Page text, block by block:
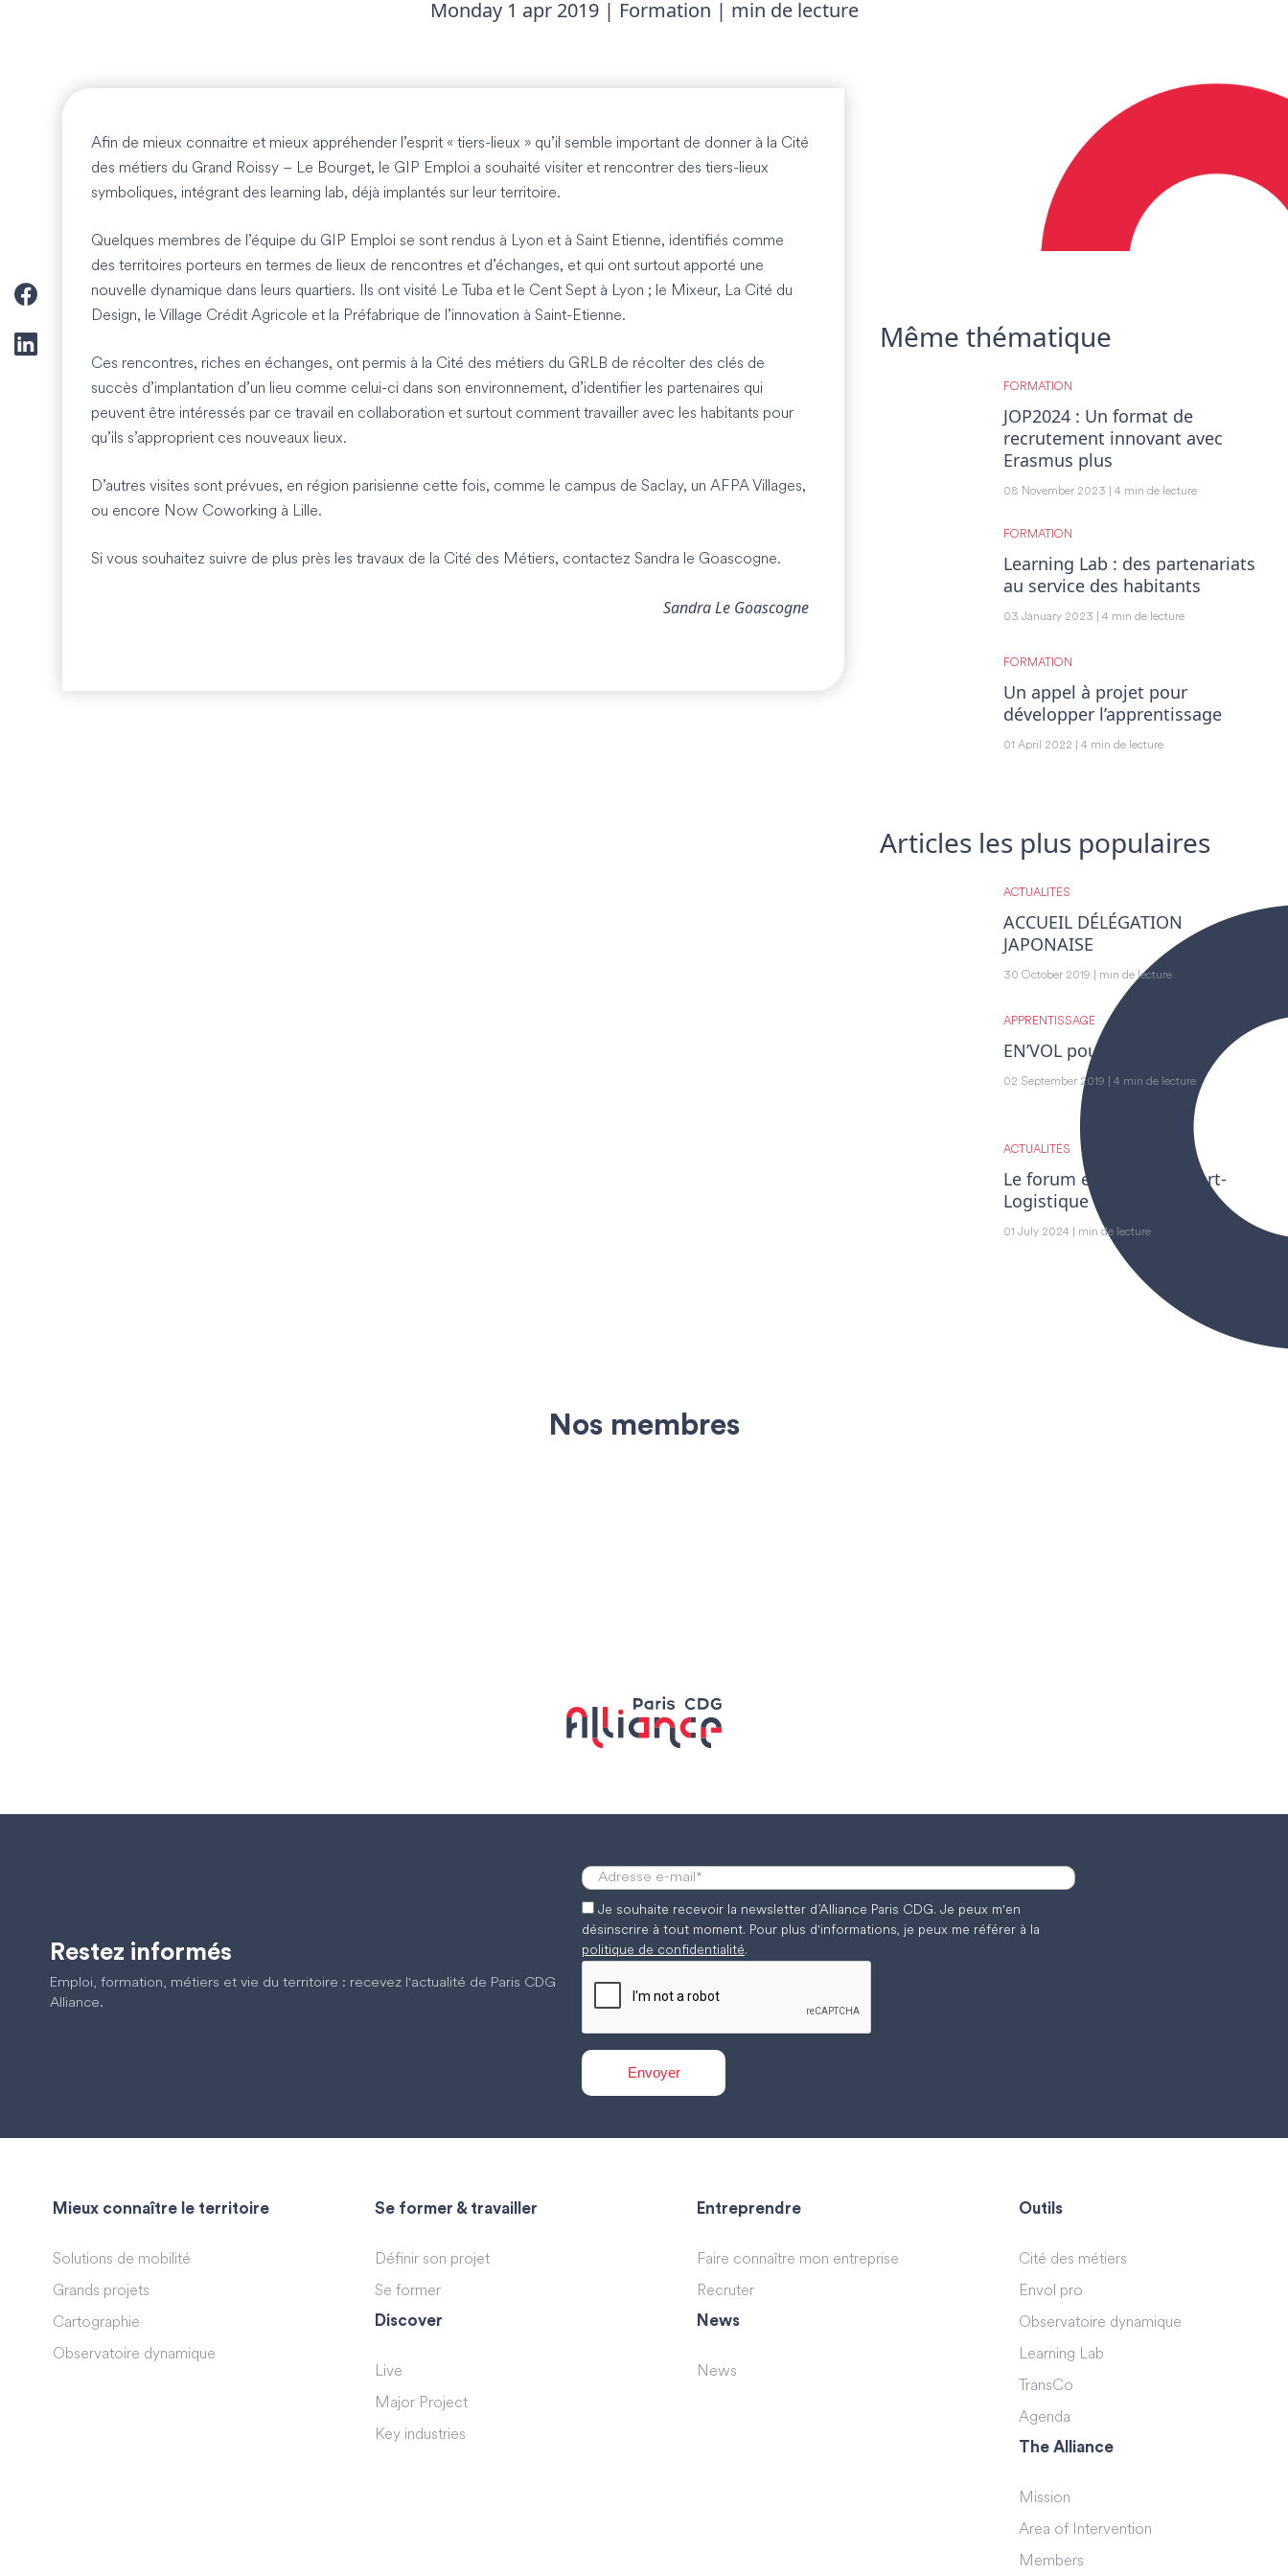
Monday 1 apr 2019 | Formation | min de lecture
Afin de mieux connaitre et mieux appréhender l’esprit « tiers-lieux » qu’il semble important de donner à la Cité
des métiers du Grand Roissy – Le Bourget, le GIP Emploi a souhaité visiter et rencontrer des tiers-lieux
symboliques, intégrant des learning lab, déjà implantés sur leur territoire.
Quelques membres de l’équipe du GIP Emploi se sont rendus à Lyon et à Saint Etienne, identifiés comme
des territoires porteurs en termes de lieux de rencontres et d’échanges, et qui ont surtout apporté une
nouvelle dynamique dans leurs quartiers. Ils ont visité Le Tuba et le Cent Sept à Lyon ; le Mixeur, La Cité du
Design, le Village Crédit Agricole et la Préfabrique de l’innovation à Saint-Etienne.
Ces rencontres, riches en échanges, ont permis à la Cité des métiers du GRLB de récolter des clés de
succès d’implantation d’un lieu comme celui-ci dans son environnement, d’identifier les partenaires qui
peuvent être intéressés par ce travail en collaboration et surtout comment travailler avec les habitants pour
qu’ils s’approprient ces nouveaux lieux.
D’autres visites sont prévues, en région parisienne cette fois, comme le campus de Saclay, un AFPA Villages,
ou encore Now Coworking à Lille.
Si vous souhaitez suivre de plus près les travaux de la Cité des Métiers, contactez Sandra le Goascogne.
Sandra Le Goascogne
Même thématique
FORMATION
JOP2024 : Un format de
recrutement innovant avec
Erasmus plus
08 November 2023 | 4 min de lecture
FORMATION
Learning Lab : des partenariats
au service des habitants
03 January 2023 | 4 min de lecture
FORMATION
Un appel à projet pour
développer l’apprentissage
01 April 2022 | 4 min de lecture
Articles les plus populaires
ACTUALITÉS
ACCUEIL DÉLÉGATION
JAPONAISE
30 October 2019 | min de lecture
APPRENTISSAGE
EN’VOL pour votre avenir
02 September 2019 | 4 min de lecture
ACTUALITÉS
Le forum emploi Transport-
Logistique
01 July 2024 | min de lecture
Nos membres
Restez informés
Emploi, formation, métiers et vie du territoire : recevez l'actualité de Paris CDG
Alliance.
Je souhaite recevoir la newsletter d’Alliance Paris CDG. Je peux m'en
désinscrire à tout moment. Pour plus d'informations, je peux me référer à la
politique de confidentialité.
Mieux connaître le territoire
Solutions de mobilité
Grands projets
Cartographie
Observatoire dynamique
Se former & travailler
Définir son projet
Se former
Discover
Live
Major Project
Key industries
Entreprendre
Faire connaître mon entreprise
Recruter
News
News
Outils
Cité des métiers
Envol pro
Observatoire dynamique
Learning Lab
TransCo
Agenda
The Alliance
Mission
Area of Intervention
Members